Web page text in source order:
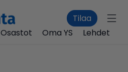
Tilaa
Osastot Oma YS Lehdet